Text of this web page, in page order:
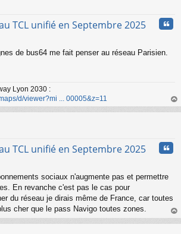
TCL unifié en Septembre 2025
de bus64 me fait penser au réseau Parisien.
Lyon 2030 :
d/viewer?mi ... 00005&z=11
au
TCL unifié en Septembre 2025
sociaux n'augmente pas et permettre
En revanche c'est pas le cas pour
du réseau je dirais même de France, car toutes
cher que le pass Navigo toutes zones.
au